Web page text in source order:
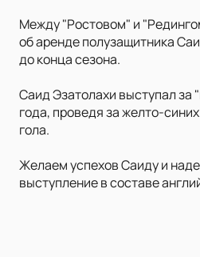
Между "Ростовом" и
об аренде полузащитника
до конца сезона.
Саид Эзатолахи выступал за
года, проведя за желто-
гола.
Желаем успехов Саиду и
выступление в составе